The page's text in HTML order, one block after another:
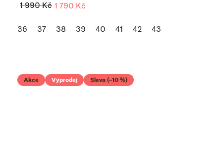
1 990 Kč 1 790 Kč
36 37 38 39 40 41 42 43
Akce Výprodej Sleva (–10 %)